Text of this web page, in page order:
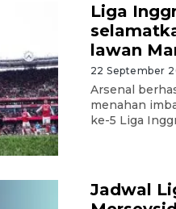
Liga
lawan
22 September
Arsenal
menahan
ke-5 Liga
Jadwal